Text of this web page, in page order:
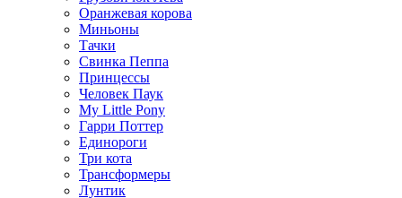
Оранжевая корова
Миньоны
Тачки
Свинка Пеппа
Принцессы
Человек Паук
My Little Pony
Гарри Поттер
Единороги
Три кота
Трансформеры
Лунтик